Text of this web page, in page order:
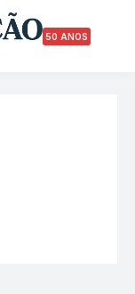
50 ANOS